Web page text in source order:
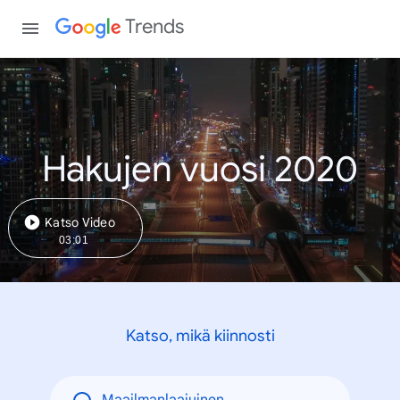
Trends
Hakujen vuosi 2020
Katso Video
03:01
Katso, mikä kiinnosti